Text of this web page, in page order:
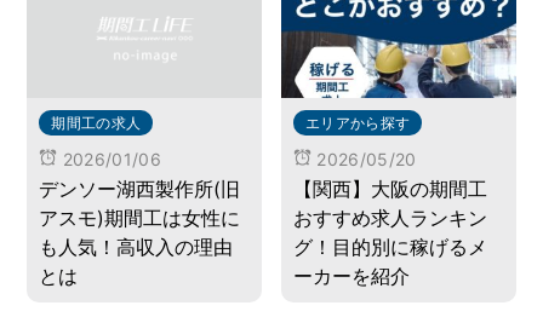
期間工の求人
2026/01/06
デンソー湖西製作所(旧
アスモ)期間工は女性に
も人気！高収入の理由
とは
エリアから探す
2026/05/20
【関西】大阪の期間工
おすすめ求人ランキン
グ！目的別に稼げるメ
ーカーを紹介